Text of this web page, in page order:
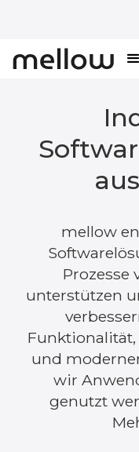
mellow
Prozesse
unterstützen
und
wir
genutzt